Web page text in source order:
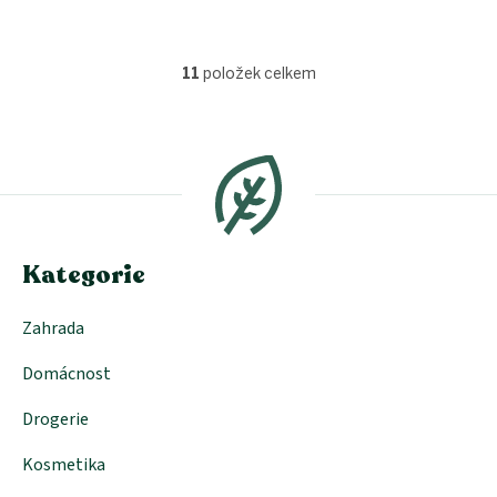
O
d
a
c
í
11 položek celkem
a
Kategorie
Zahrada
Domácnost
Drogerie
Kosmetika